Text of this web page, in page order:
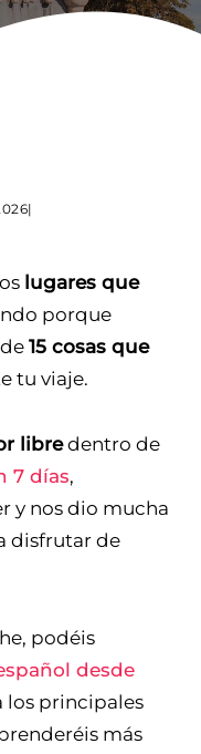
|
lugares que
porque
15 cosas que
tu viaje.
libredentro de
7 días,
y nos dio mucha
disfrutar de
podéis
desde
los principales
más